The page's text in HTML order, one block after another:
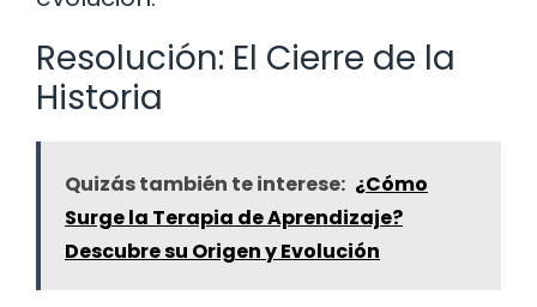
Resolución: El Cierre de la
Historia
Quizás también te interese: ¿Cómo
Surge la Terapia de Aprendizaje?
Descubre su Origen y Evolución